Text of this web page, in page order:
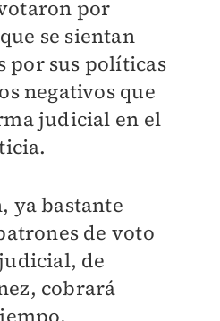
por
se sientan
por sus políticas
negativos que
judicial en el
ya bastante
de voto
de
cobrará